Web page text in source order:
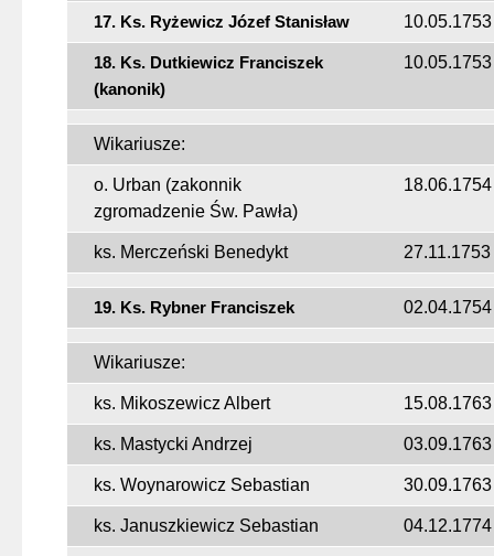
17. Ks. Ryżewicz Józef Stanisław 10.05.1753
18. Ks. Dutkiewicz Franciszek
(kanonik)
10.05.1753
Wikariusze:
o. Urban (zakonnik
zgromadzenie Św. Pawła)
18.06.1754
ks. Merczeński Benedykt 27.11.1753
19. Ks. Rybner Franciszek 02.04.1754
Wikariusze:
ks. Mikoszewicz Albert 15.08.1763
ks. Mastycki Andrzej 03.09.1763
ks. Woynarowicz Sebastian 30.09.1763
ks. Januszkiewicz Sebastian 04.12.1774